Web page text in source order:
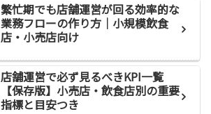
繁忙期でも店舗運営が回る効率的な
業務フローの作り方｜小規模飲食
店・小売店向け
店舗運営で必ず見るべきKPI一覧
【保存版】小売店・飲食店別の重要
指標と目安つき